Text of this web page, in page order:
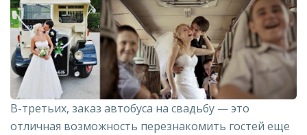
В-третьих, заказ автобуса на свадьбу — это
отличная возможность перезнакомить гостей еще